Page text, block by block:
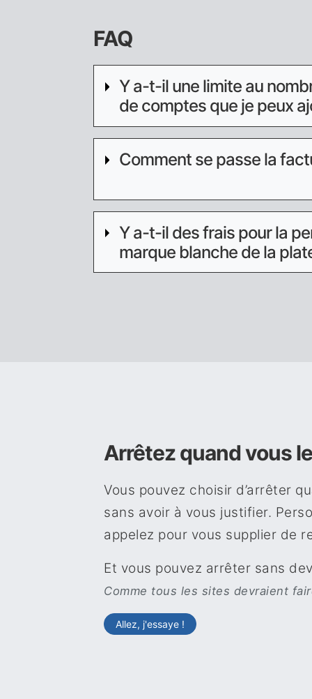
FAQ
Y a-t-il une limite au
de comptes que je peux
Comment se passe la
Y a-t-il des frais pour la
marque blanche de la
Arrêtez quand vous
Vous pouvez choisir d’arrêter
sans avoir à vous justifier.
appelez pour vous supplier de
Et vous pouvez arrêter sans
Comme tous les sites devraient
Allez, j'essaye !